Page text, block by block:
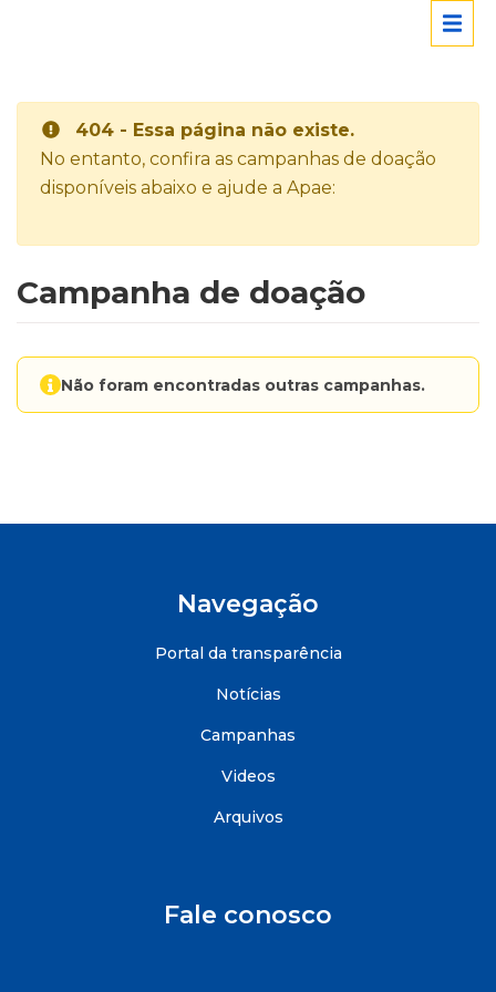
404 - Essa página não existe.
No entanto, confira as campanhas de doação
disponíveis abaixo e ajude a Apae:
Campanha de doação
Não foram encontradas outras campanhas.
Navegação
Portal da transparência
Notícias
Campanhas
Videos
Arquivos
Fale conosco